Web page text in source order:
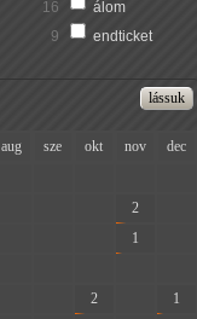
16
álom
9
endticket
aug sze okt nov
dec
2
1
2
1